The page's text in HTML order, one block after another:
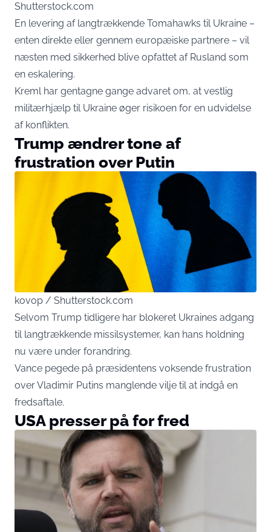
Shutterstock.com
En levering af langtrækkende Tomahawks til Ukraine –
enten direkte eller gennem europæiske partnere – vil
næsten med sikkerhed blive opfattet af Rusland som
en eskalering.
Kreml har gentagne gange advaret om, at vestlig
militærhjælp til Ukraine øger risikoen for en udvidelse
af konflikten.
Trump ændrer tone af
frustration over Putin
kovop / Shutterstock.com
Selvom Trump tidligere har blokeret Ukraines adgang
til langtrækkende missilsystemer, kan hans holdning
nu være under forandring.
Vance pegede på præsidentens voksende frustration
over Vladimir Putins manglende vilje til at indgå en
fredsaftale.
USA presser på for fred